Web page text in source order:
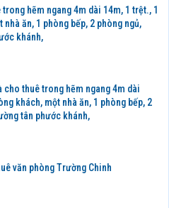
trong hẽm ngang 4m dài 14m, 1 trệt., 1
ăn, 1 phòng bếp, 2 phòng ngủ,
khánh,
cho thuê trong hẽm ngang 4m dài
khách, một nhà ăn, 1 phòng bếp, 2
tân phước khánh,
văn phòng Trường Chinh